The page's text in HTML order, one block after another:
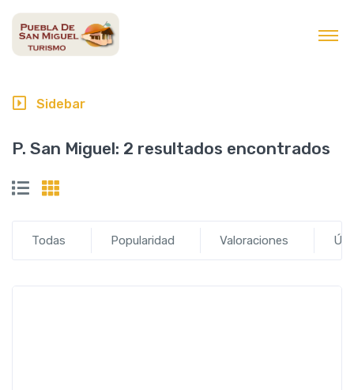
P. San Miguel: 2 resultados encontrados
Todas Popularidad Valoraciones
Sidebar